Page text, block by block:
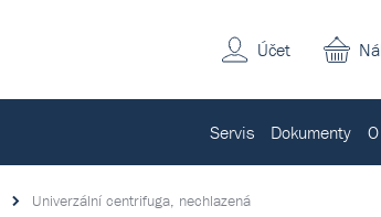
Účet
Servis Dokumenty
Univerzální centrifuga, nechlazená